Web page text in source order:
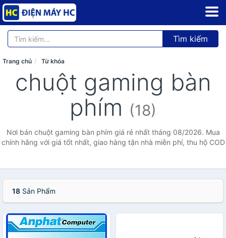
Tìm kiếm
Trang chủ Từ khóa
chuột gaming bàn
phím (18)
Nơi bán chuột gaming bàn phím giá rẻ nhất tháng 08/2026. Mua
chính hãng với giá tốt nhất, giao hàng tận nhà miễn phí, thu hộ COD
18 Sản Phẩm